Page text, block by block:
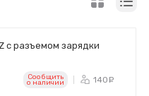
с разъемом зарядки
Сообщить
o наличии 140